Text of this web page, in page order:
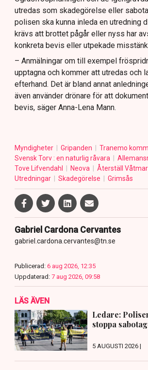
utredas som skadegörelse eller
polisen ska kunna inleda en utredning
krävs att brottet pågår eller nyss har
konkreta bevis eller utpekade
– Anmälningar om till exempel
upptagna och kommer att utredas och
efterhand. Det är bland annat
även använder drönare för att
bevis, säger Anna-Lena Mann.
Myndigheter Gripanden Tranemo
Svensk Torv : en naturlig råvara
Tove Lifvendahl
Neova Återställ
Utredningar
Skadegörelse Grimsås
Gabriel Cardona Cervantes
gabriel.cardona.cervantes@tn.se
Publicerad: 6 aug 2026, 12:35
Uppdaterad: 7 aug 2026, 09:58
LÄS ÄVEN
Ledare:
stoppa
5 AUGUSTI 2026 |